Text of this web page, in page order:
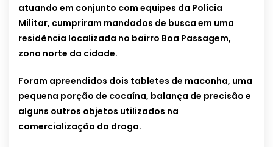
atuando em conjunto com equipes da Polícia
Militar, cumpriram mandados de busca em uma
residência localizada no bairro Boa Passagem,
zona norte da cidade.
Foram apreendidos dois tabletes de maconha, uma
pequena porção de cocaína, balança de precisão e
alguns outros objetos utilizados na
comercialização da droga.